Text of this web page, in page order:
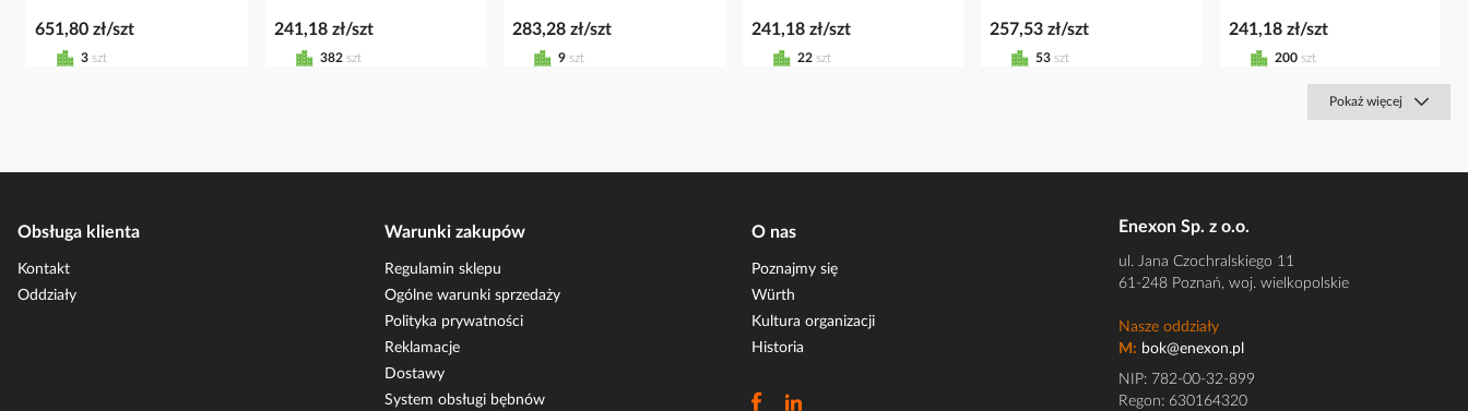
651,80 zł/szt
3 szt
241,18 zł/szt
382 szt
283,28 zł/szt
9 szt
241,18 zł/szt
22 szt
257,53 zł/szt
53 szt
241,18 zł/szt
200 szt
Pokaż więcej
Obsługa klienta
Kontakt
Oddziały
Warunki zakupów
Regulamin sklepu
Ogólne warunki sprzedaży
Polityka prywatności
Reklamacje
Dostawy
System obsługi bębnów
O nas
Poznajmy się
Würth
Kultura organizacji
Historia
Enexon Sp. z o.o.
ul. Jana Czochralskiego 11
61-248 Poznań, woj. wielkopolskie
Nasze oddziały
M: bok@enexon.pl
NIP: 782-00-32-899
Regon: 630164320